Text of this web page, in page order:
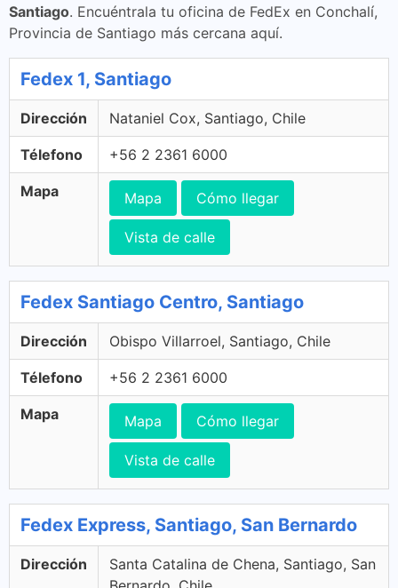
Santiago. Encuéntrala tu oficina de FedEx en Conchalí,
Provincia de Santiago más cercana aquí.
Fedex 1, Santiago
Dirección Nataniel Cox, Santiago, Chile
Télefono +56 2 2361 6000
Mapa Mapa Cómo llegar
Vista de calle
Fedex Santiago Centro, Santiago
Dirección Obispo Villarroel, Santiago, Chile
Télefono +56 2 2361 6000
Mapa Mapa Cómo llegar
Vista de calle
Fedex Express, Santiago, San Bernardo
Dirección
Santa Catalina de Chena, Santiago, San